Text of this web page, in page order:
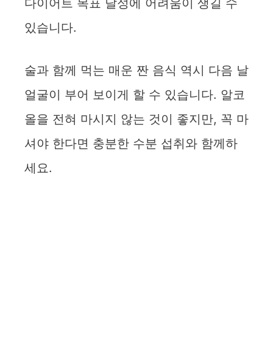
다이어트 목표 달성에 어려움이 생길 수
있습니다.
술과 함께 먹는 매운 짠 음식 역시 다음 날
얼굴이 부어 보이게 할 수 있습니다. 알코
올을 전혀 마시지 않는 것이 좋지만, 꼭 마
셔야 한다면 충분한 수분 섭취와 함께하
세요.